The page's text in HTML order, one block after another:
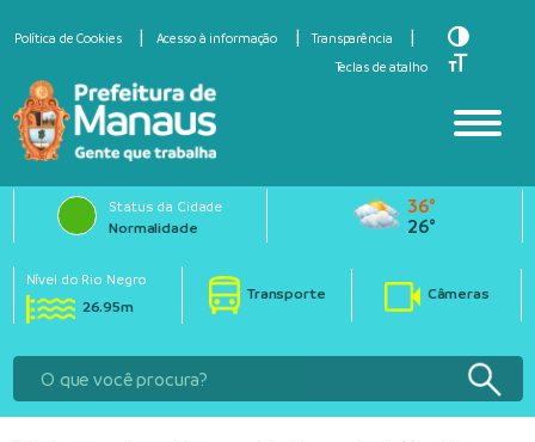
Política de Cookies Acesso à informação
Transparência
Teclas de atalho
Toggle
Toggle
Status da Cidade
Normalidade
36°
26°
Nível do Rio Negro
26.95m
Transporte Câmeras